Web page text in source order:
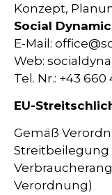
Konzept,
Social
E-Mail:
Web:
Tel. Nr.: +43 660
EU-
Gemäß
Streitbeilegung
Verordnung)